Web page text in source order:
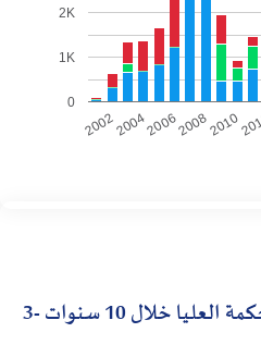
2010
2008
2006
2004
2002
0
1K
2K
خلال 10 سنوات